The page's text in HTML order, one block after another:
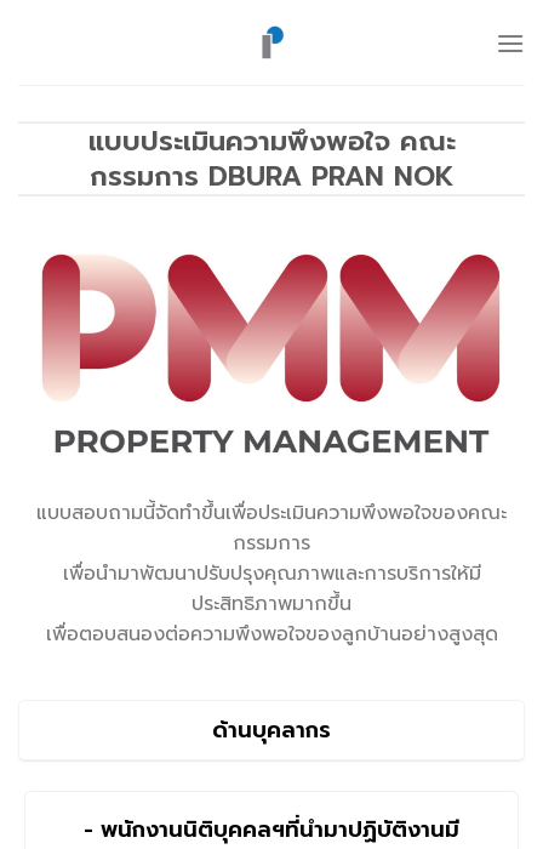
แบบประเมินความพึงพอใจ คณะ
กรรมการ DBURA PRAN NOK
แบบสอบถามนี้จัดทำขึ้นเพื่อประเมินความพึงพอใจของคณะ
กรรมการ
เพื่อนำมาพัฒนาปรับปรุงคุณภาพและการบริการให้มี
ประสิทธิภาพมากขึ้น
เพื่อตอบสนองต่อความพึงพอใจของลูกบ้านอย่างสูงสุด
ด้านบุคลากร
- พนักงานนิติบุคคลฯที่นำมาปฏิบัติงานมี